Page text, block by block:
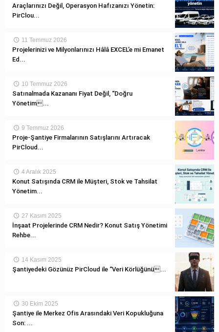
Araçlarınızı Değil, Operasyon Hafızanızı Yönetin:
PirClou...
11 Temmuz 2026
Projelerinizi ve Milyonlarınızı Hâlâ EXCEL’e mi Emanet
Ed...
10 Temmuz 2026
Satınalmada Kazananı Fiyat Değil, “Doğru
Yönetim...
9 Temmuz 2026
Proje-Şantiye Firmalarının Satışlarını Artıracak
PirCloud...
4 Aralık 2025
Konut Satışında CRM ile Müşteri, Stok ve Tahsilat
Yönetim...
27 Kasım 2025
İnşaat Projelerinde CRM Nedir? Konut Satış Yönetimi
Rehbe...
14 Kasım 2025
Şantiyedeki Gözünüz PirCloud ile “Veri Körlüğünü...
30 Ekim 2025
Şantiye ile Merkez Ofis Arasındaki Veri Kopukluğuna
Son: ...